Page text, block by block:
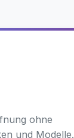
ohne
und Modelle.